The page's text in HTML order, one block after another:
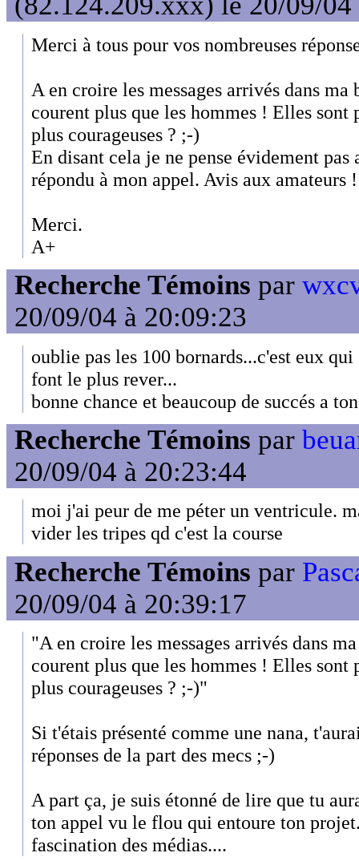
Merci à tous pour vos nombreuses
A en croire les messages arrivés dans
courent plus que les hommes ! Elles
plus courageuses ? ;-)
En disant cela je ne pense évidement
répondu à mon appel. Avis aux amateurs !
Merci.
A+
Recherche Témoins par
20/09/04 à 20:09:23
oublie pas les 100 bornards...c'est eux
font le plus rever...
bonne chance et beaucoup de succés a
Recherche Témoins par
20/09/04 à 20:23:44
moi j'ai peur de me péter un ventricule.
vider les tripes qd c'est la course
Recherche Témoins par
20/09/04 à 20:39:17
"A en croire les messages arrivés dans
courent plus que les hommes ! Elles
plus courageuses ? ;-)"
Si t'étais présenté comme une nana,
réponses de la part des mecs ;-)
A part ça, je suis étonné de lire que tu
ton appel vu le flou qui entoure ton
fascination des médias....